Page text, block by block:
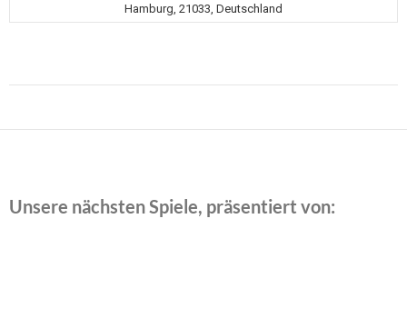
Hamburg, 21033, Deutschland
Unsere nächsten Spiele, präsentiert von: